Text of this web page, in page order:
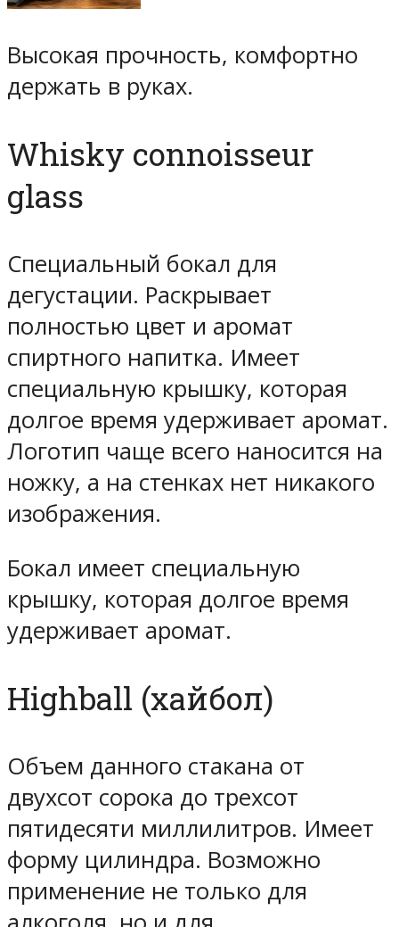
Высокая прочность, комфортно
держать в руках.
Whisky connoisseur
glass
Специальный бокал для
дегустации. Раскрывает
полностью цвет и аромат
спиртного напитка. Имеет
специальную крышку, которая
долгое время удерживает аромат.
Логотип чаще всего наносится на
ножку, а на стенках нет никакого
изображения.
Бокал имеет специальную
крышку, которая долгое время
удерживает аромат.
Highball (хайбол)
Объем данного стакана от
двухсот сорока до трехсот
пятидесяти миллилитров. Имеет
форму цилиндра. Возможно
применение не только для